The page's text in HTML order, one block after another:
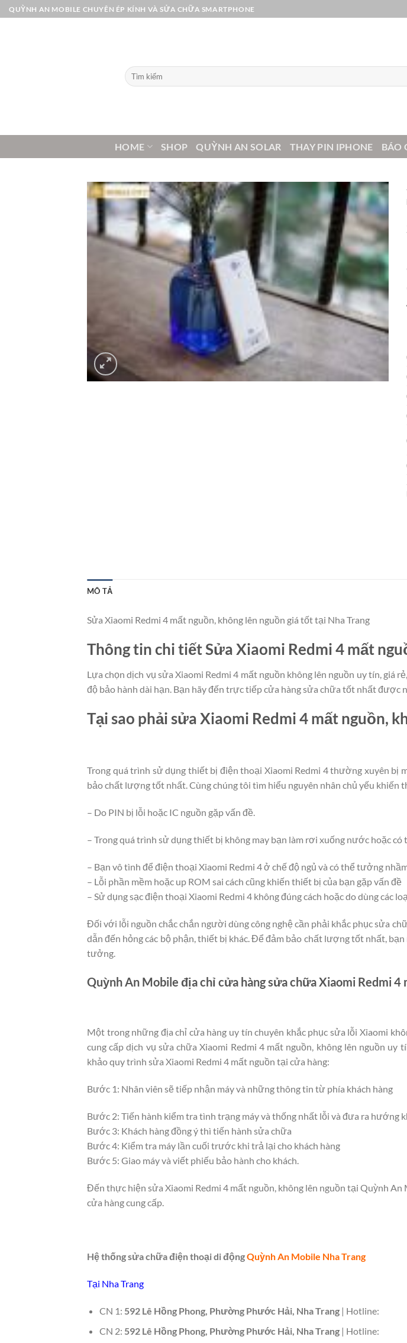
Bỏ
qua
QUỲNH AN MOBILE CHUYÊN ÉP KÍNH VÀ SỬA CHỮA SMARTPHONE
Tìm
kiếm:
HOME SHOP QUỲNH AN SOLAR THAY PIN IPHONE BÁO
MÔ TẢ
Sửa Xiaomi Redmi 4 mất nguồn, không lên nguồn giá tốt tại Nha Trang
Thông tin chi tiết Sửa Xiaomi Redmi 4 mất
Lựa chọn dịch vụ sửa Xiaomi Redmi 4 mất nguồn không lên nguồn uy tín, giá
độ bảo hành dài hạn. Bạn hãy đến trực tiếp cửa hàng sửa chữa tốt nhất được
Tại sao phải sửa Xiaomi Redmi 4 mất nguồn,
Trong quá trình sử dụng thiết bị điện thoại Xiaomi Redmi 4 thường xuyên bị
bảo chất lượng tốt nhất. Cùng chúng tôi tìm hiểu nguyên nhân chủ yếu khiến
– Do PIN bị lỗi hoặc IC nguồn gặp vấn đề.
– Trong quá trình sử dụng thiết bị không may bạn làm rơi xuống nước hoặc có
– Bạn vô tình để điện thoại Xiaomi Redmi 4 ở chế độ ngủ và có thể tưởng
– Lỗi phần mềm hoặc up ROM sai cách cũng khiến thiết bị của bạn gặp vấn đề
– Sử dụng sạc điện thoại Xiaomi Redmi 4 không đúng cách hoặc do dùng các
Đối với lỗi nguồn chắc chắn người dùng công nghệ cần phải khắc phục sửa
dẫn đến hỏng các bộ phận, thiết bị khác. Để đảm bảo chất lượng tốt nhất,
tưởng.
Quỳnh An Mobile địa chỉ cửa hàng sửa chữa Xiaomi Redmi
Một trong những địa chỉ cửa hàng uy tín chuyên khắc phục sửa lỗi Xiaomi
cung cấp dịch vụ sửa chữa Xiaomi Redmi 4 mất nguồn, không lên nguồn uy
khảo quy trình sửa Xiaomi Redmi 4 mất nguồn tại cửa hàng:
Bước 1: Nhân viên sẽ tiếp nhận máy và những thông tin từ phía khách hàng
Bước 2: Tiến hành kiểm tra tình trạng máy và thống nhất lỗi và đưa ra hướng
Bước 3: Khách hàng đồng ý thì tiến hành sửa chữa
Bước 4: Kiểm tra máy lần cuối trước khi trả lại cho khách hàng
Bước 5: Giao máy và viết phiếu bảo hành cho khách.
Đến thực hiện sửa Xiaomi Redmi 4 mất nguồn, không lên nguồn tại Quỳnh
cửa hàng cung cấp.
Hệ thống sửa chữa điện thoại di độngQuỳnh An Mobile Nha Trang
Tại Nha Trang
CN 1: 592 Lê Hồng Phong, Phường Phước Hải, Nha Trang| Hotline:
CN 2: 592 Lê Hồng Phong, Phường Phước Hải, Nha Trang| Hotline: